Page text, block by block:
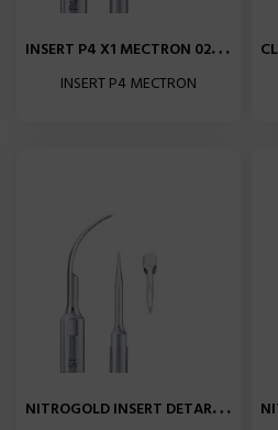
I
NSERT P4 X1 MECTRON 02970004
INSERT P4 MECTRON
N
ITROGOLD INSERT DETARTRAGE...